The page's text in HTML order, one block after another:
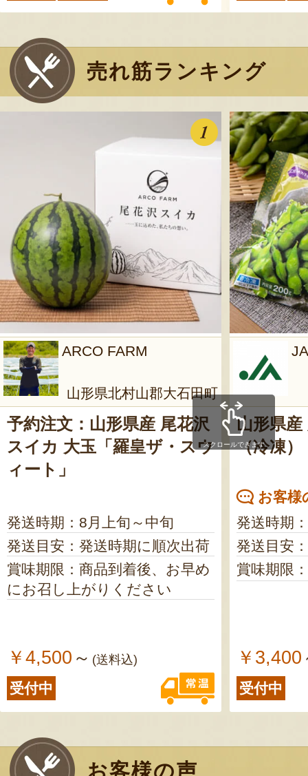
売れ筋ランキング
ARCO FARM
山形県北村山郡大石田町
予約注文：山形県産 尾花沢
スイカ 大玉「羅皇ザ・スウ
ィート」
発送時期：8月上旬～中旬
発送目安：発送時期に順次出荷
賞味期限：商品到着後、お早め
にお召し上がりください
￥4,500 ～ (送料込)
受付中
山形県
（冷凍）
お客様
発送時期
発送目安
賞味期限
￥3,400
受付中
スクロールできます
お客様の声